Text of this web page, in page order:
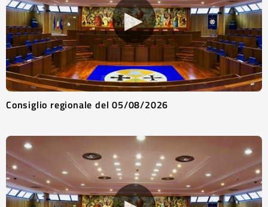
▶
Consiglio regionale del 05/08/2026